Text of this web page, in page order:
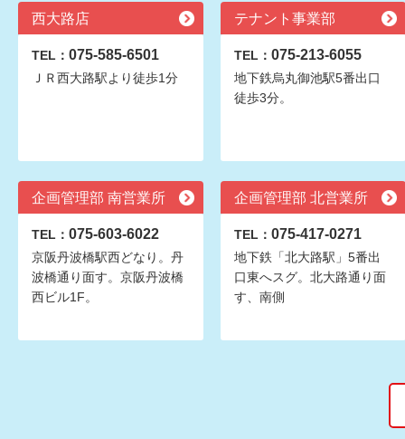
西大路店
TEL： 075-585-6501
ＪＲ西大路駅より徒歩1分
テナント事業部
TEL： 075-213-6055
地下鉄烏丸御池駅5番出口
徒歩3分。
企画管理部 南営業所
TEL： 075-603-6022
京阪丹波橋駅西どなり。丹
波橋通り面す。京阪丹波橋
西ビル1F。
企画管理部 北営業所
TEL： 075-417-0271
地下鉄「北大路駅」5番出
口東へスグ。北大路通り面
す、南側